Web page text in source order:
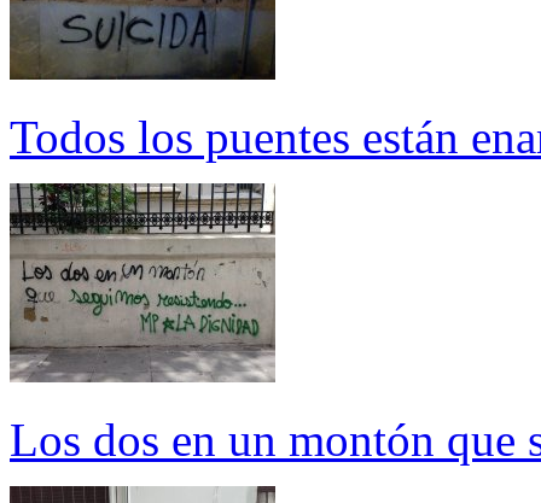
Todos los puentes están
Los dos en un montón que